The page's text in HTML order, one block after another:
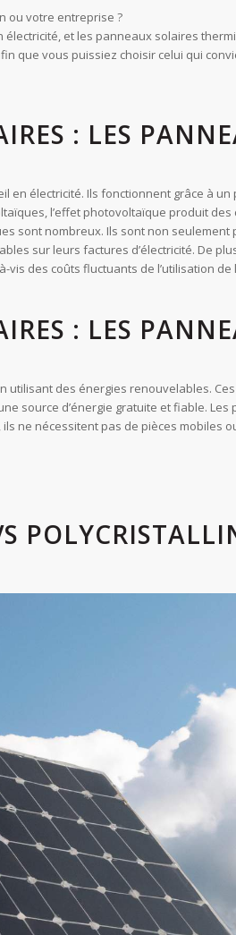
ou votre entreprise ?
et les panneaux solaires
que vous puissiez choisir celui qui
: LES
électricité. Ils fonctionnent grâce à
l’effet photovoltaïque produit
nombreux. Ils sont non seulement
sur leurs factures d’électricité. De
des coûts fluctuants de l’utilisation de
: LES
des énergies renouvelables.
source d’énergie gratuite et fiable.
ne nécessitent pas de pièces mobiles